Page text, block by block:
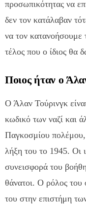
προσωπικότητας να
δεν τον κατάλαβαν
να τον κατανοήσουμε
τέλος που ο ίδιος θα
Ποιος ήταν ο
Ο Άλαν Τούρινγκ
κωδικό των ναζί και
Παγκοσμίου πολέμου,
λήξη του το 1945. Οι
συνεισφορά του
θάνατοι. Ο ρόλος του
του στην επιστήμη